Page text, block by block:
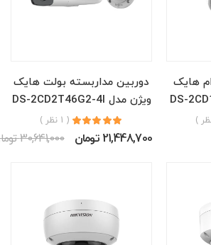
هایک
دوربین مداربسته بولت هایک
ویژن مدل DS-2CD2T46G2-4I
( 1 نظر )
21,448,700 تومان 30,641,000 تومان